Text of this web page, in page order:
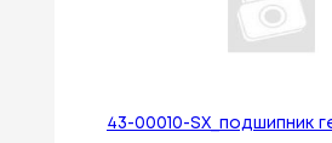
43-00010-SX_подшипник